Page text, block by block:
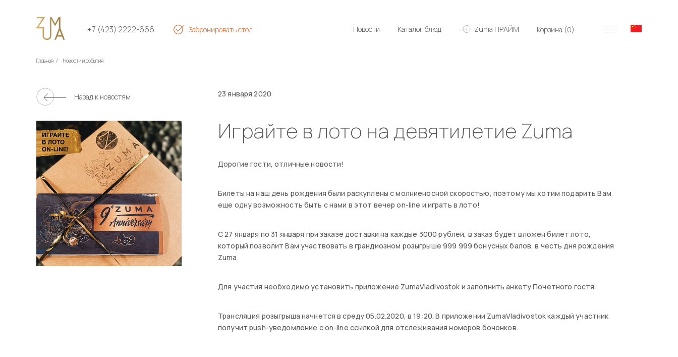
+7 (423) 2222-666 Забронировать стол Zuma ПРАЙМ
Каталог блюд
Новости Корзина (0)
Главная / Новости и события
Назад к новостям 23 января 2020
Играйте в лото на девятилетие Zuma
Дорогие гости, отличные новости!
Билеты на наш день рождения были раскуплены с молниеносной скоростью, поэтому мы хотим подарить Вам
еще одну возможность быть с нами в этот вечер on-line и играть в лото!
С 27 января по 31 января при заказе доставки на каждые 3000 рублей, в заказ будет вложен билет лото,
который позволит Вам участвовать в грандиозном розыгрыше 999 999 бонусных балов, в честь дня рождения
Zuma
Для участия необходимо установить приложение ZumaVladivostok и заполнить анкету Почетного гостя.
Трансляция розыгрыша начнется в среду 05.02.2020, в 19:20. В приложении ZumaVladivostok каждый участник
получит push-уведомление с on-line ссылкой для отслеживания номеров бочонков.